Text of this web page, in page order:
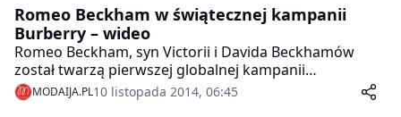
Romeo Beckham w świątecznej kampanii
Burberry – wideo
Romeo Beckham, syn Victorii i Davida Beckhamów
został twarzą pierwszej globalnej kampanii
reklamowej odzieży Burberry. Świąteczny w klimacie
wideoklip wyreżyserował Christopher Bailey, dyrektor
MODAIJA.PL10 listopada 2014, 06:45